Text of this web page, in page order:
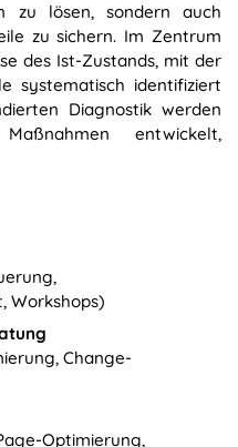
zu lösen, sondern auch
zu sichern. Im Zentrum
des Ist-Zustands, mit der
systematisch identifiziert
Diagnostik werden
entwickelt,
Workshops)
Change-
Optimierung,